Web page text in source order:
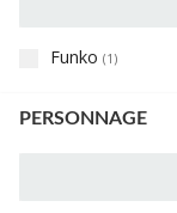
Funko (1 )
PERSONNAGE